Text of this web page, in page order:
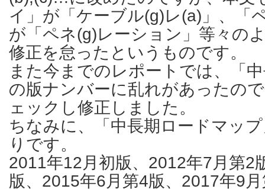
イ」が「ケーブル(g)レ(a)」、「
が「ペネ(g)レーション」等々の
修正を怠ったというものです。
また今までのレポートでは、「
の版ナンバーに乱れがあったの
ェックし修正しました。
ちなみに、「中長期ロードマッ
りです。
2011年12月初版、2012年7月第2
版、2015年6月第4版、2017年9